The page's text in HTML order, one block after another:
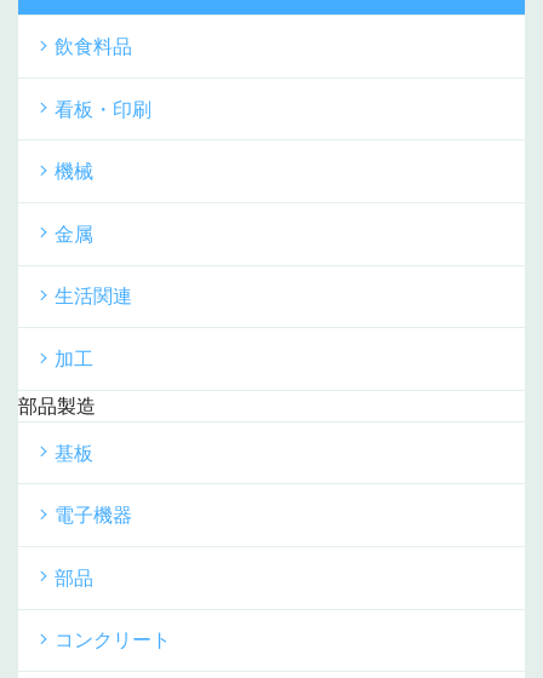
飲食料品
看板・印刷
機械
金属
生活関連
加工
部品製造
基板
電子機器
部品
コンクリート